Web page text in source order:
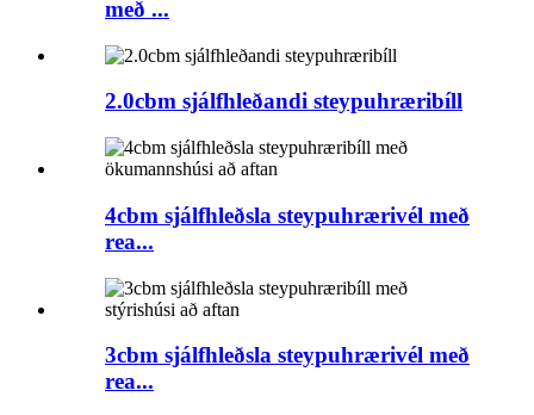
með ...
2.0cbm sjálfhleðandi steypuhræribíll
4cbm sjálfhleðsla steypuhrærivél með
rea...
3cbm sjálfhleðsla steypuhrærivél með
rea...